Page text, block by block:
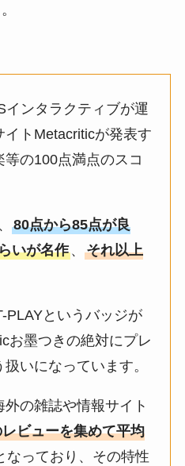
インタラクティブが運
トMetacriticが発表す
の100点満点のスコ
、80点から85点が良
いが名作、それ以上
PLAYというバッジが
お墨つきの絶対にプレ
いになっています。
の雑誌や情報サイト
ビューを集めて平均
なっており、その特性